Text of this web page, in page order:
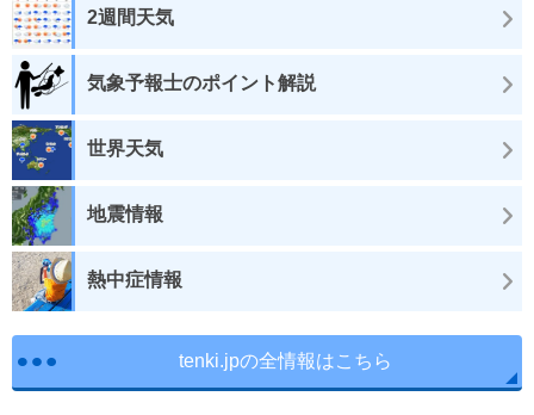
2週間天気
気象予報士のポイント解説
世界天気
地震情報
熱中症情報
tenki.jpの全情報はこちら